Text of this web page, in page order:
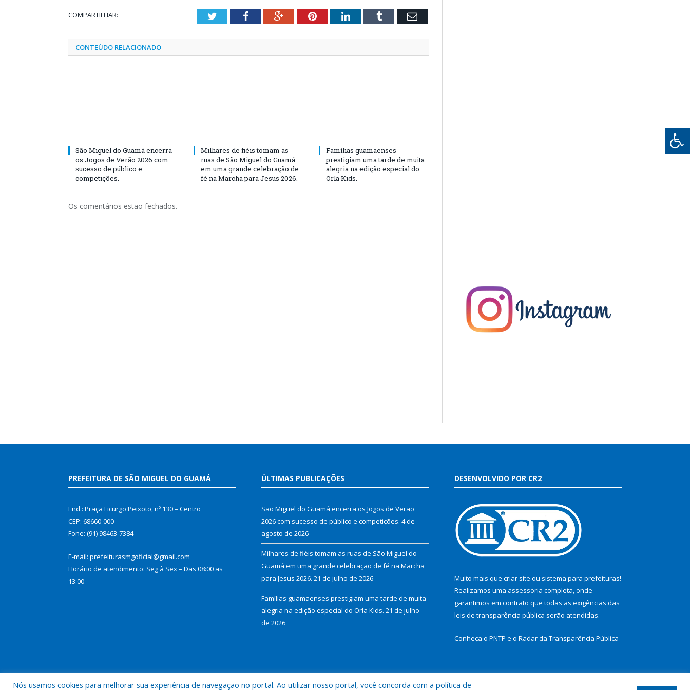
COMPARTILHAR: TwitterFacebookGoogle+PinterestLinkedInTumblr Email
CONTEÚDO RELACIONADO
São Miguel do Guamá encerra
os Jogos de Verão 2026 com
sucesso de público e
competições.
Milhares de fiéis tomam as
ruas de São Miguel do Guamá
em uma grande celebração de
fé na Marcha para Jesus 2026.
Famílias guamaenses
prestigiam uma tarde de muita
alegria na edição especial do
Orla Kids.
Os comentários estão fechados.
PREFEITURA DE SÃO MIGUEL DO GUAMÁ
End.: Praça Licurgo Peixoto, nº 130 – Centro
CEP: 68660-000
Fone: (91) 98463-7384
E-mail: prefeiturasmgoficial@gmail.com
Horário de atendimento: Seg à Sex – Das 08:00 as
13:00
ÚLTIMAS PUBLICAÇÕES
São Miguel do Guamá encerra os Jogos de Verão
2026 com sucesso de público e competições. 4 de
agosto de 2026
Milhares de fiéis tomam as ruas de São Miguel do
Guamá em uma grande celebração de fé na Marcha
para Jesus 2026. 21 de julho de 2026
Famílias guamaenses prestigiam uma tarde de muita
alegria na edição especial do Orla Kids. 21 de julho
de 2026
DESENVOLVIDO POR CR2
Muito mais que criar site ou sistema para prefeituras!
Realizamos uma assessoria completa, onde
garantimos em contrato que todas as exigências das
leis de transparência pública serão atendidas.
Conheça o PNTP e o Radar da Transparência Pública
Nós usamos cookies para melhorar sua experiência de navegação no portal. Ao utilizar nosso portal, você concorda com a política de